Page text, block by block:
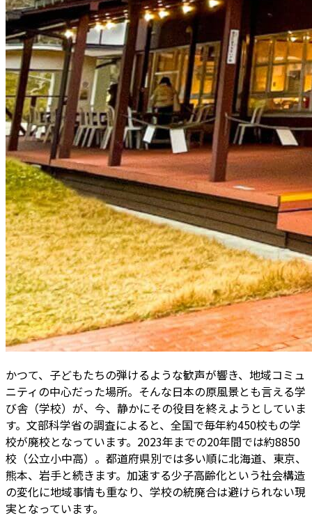
かつて、子どもたちの弾けるような歓声が響き、地域コミュ
ニティの中心だった場所。そんな日本の原風景とも言える学
び舎（学校）が、今、静かにその役目を終えようとしていま
す。文部科学省の調査によると、全国で毎年約450校もの学
校が廃校となっています。2023年までの20年間では約8850
校（公立小中高）。都道府県別では多い順に北海道、東京、
熊本、岩手と続きます。加速する少子高齢化という社会構造
の変化に地域事情も重なり、学校の統廃合は避けられない現
実となっています。